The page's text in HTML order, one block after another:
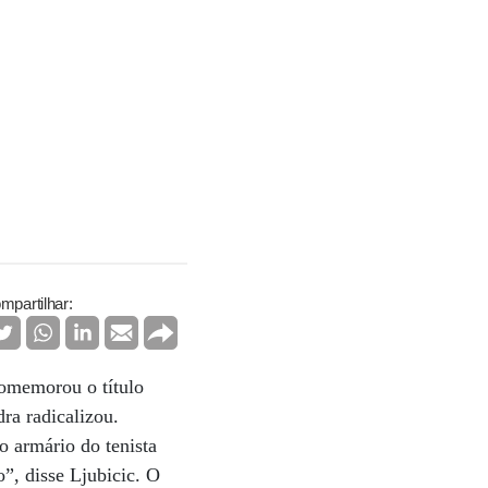
o título
radicalizou.
armário do tenista
disse Ljubicic. O